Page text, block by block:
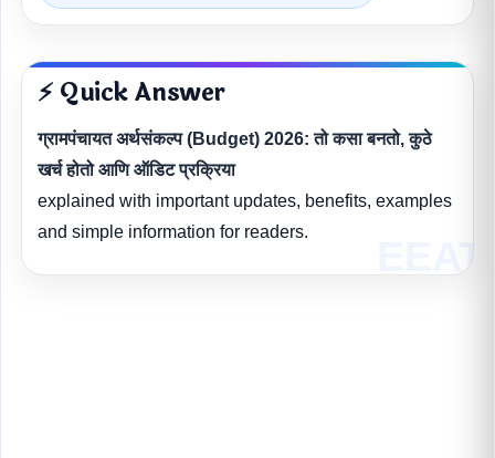
⚡ Quick Answer
ग्रामपंचायत अर्थसंकल्प (Budget) 2026: तो कसा बनतो, कुठे
खर्च होतो आणि ऑडिट प्रक्रिया
explained with important updates, benefits, examples
and simple information for readers.